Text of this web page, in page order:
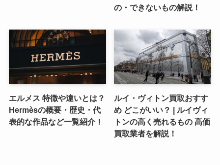
の・できないもの解説！
エルメス 特徴や違いとは？
Hermèsの概要・歴史・代
表的な作品など一覧紹介！
ルイ・ヴィトン買取おすす
め どこがいい？ | ルイヴィ
トンの高く売れるもの 高価
買取業者を解説！